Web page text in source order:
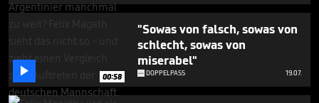
 00:58
"Sowas von falsch, sowas von
schlecht, sowas von
miserabel"
DOPPELPASS 19.07.